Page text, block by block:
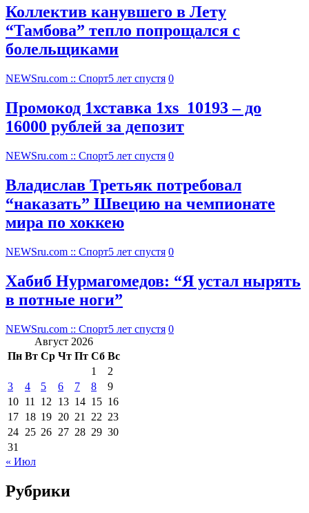
Коллектив канувшего в Лету
“Тамбова” тепло попрощался с
болельщиками
NEWSru.com :: Спорт5 лет спустя 0
Промокод 1хставка 1xs_10193 – до
16000 рублей за депозит
NEWSru.com :: Спорт5 лет спустя 0
Владислав Третьяк потребовал
“наказать” Швецию на чемпионате
мира по хоккею
NEWSru.com :: Спорт5 лет спустя 0
Хабиб Нурмагомедов: “Я устал нырять
в потные ноги”
NEWSru.com :: Спорт5 лет спустя 0
Август 2026
Пн Вт Ср Чт Пт Сб Вс
1
2
3
4 5 6 7 8
9
10 11 12 13 14 15 16
17 18 19 20 21 22 23
24 25 26 27 28 29 30
31
« Июл
Рубрики